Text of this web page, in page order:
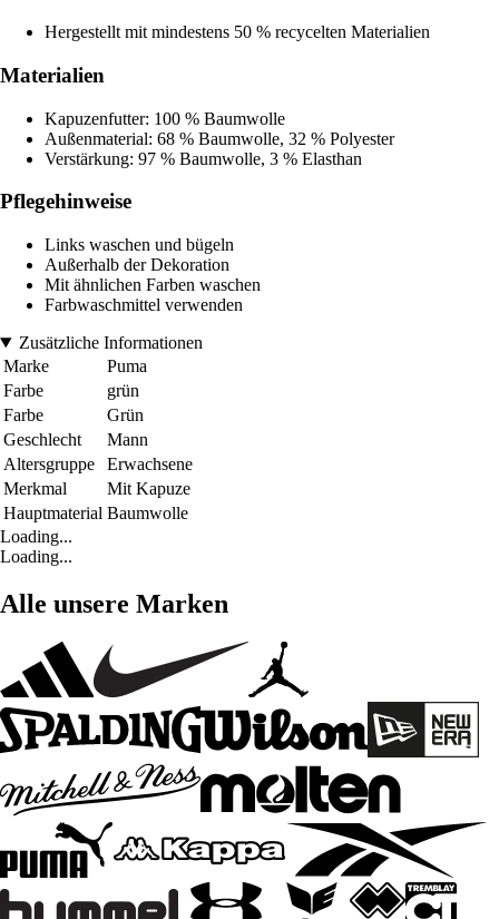
Hergestellt mit mindestens 50 % recycelten Materialien
Materialien
Kapuzenfutter: 100 % Baumwolle
Außenmaterial: 68 % Baumwolle, 32 % Polyester
Verstärkung: 97 % Baumwolle, 3 % Elasthan
Pflegehinweise
Links waschen und bügeln
Außerhalb der Dekoration
Mit ähnlichen Farben waschen
Farbwaschmittel verwenden
Zusätzliche Informationen
Marke
Puma
Farbe
grün
Farbe
Grün
Geschlecht
Mann
Altersgruppe
Erwachsene
Merkmal
Mit Kapuze
Hauptmaterial Baumwolle
Loading...
Loading...
Alle unsere Marken